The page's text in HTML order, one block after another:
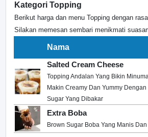
Kategori Topping
Berikut harga dan menu Topping dengan
Silakan memesan sembari menikmati
Nama
Salted Cream Cheese
Topping Andalan Yang Bikin
Makin Creamy Dan Yummy Dengan
Sugar Yang Dibakar
Extra Boba
Brown Sugar Boba Yang Manis Dan